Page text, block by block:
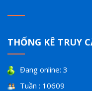
THỐNG KÊ TRUY
Đang online: 3
Tuần : 10609